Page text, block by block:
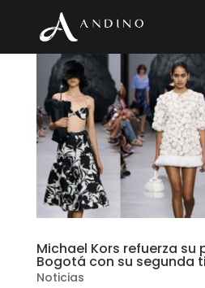
Michael Kors refuerza su
Bogotá con su segunda
Noticias